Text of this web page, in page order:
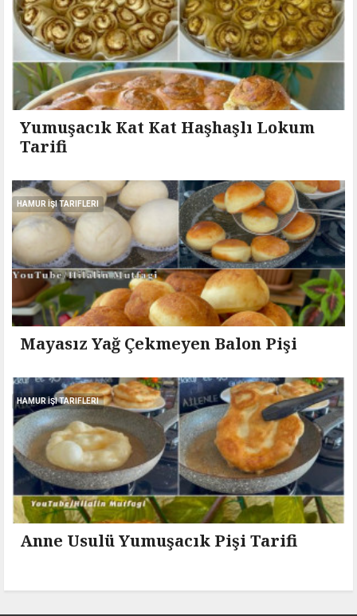
Yumuşacık Kat Kat Haşhaşlı Lokum
Tarifi
HAMUR İŞI TARIFLERI
Mayasız Yağ Çekmeyen Balon Pişi
HAMUR İŞI TARIFLERI
Anne Usulü Yumuşacık Pişi Tarifi